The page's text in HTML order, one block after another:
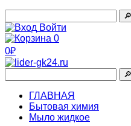
🔎︎
Войти
0
0₽
🔎︎
ГЛАВНАЯ
Бытовая химия
Мыло жидкое